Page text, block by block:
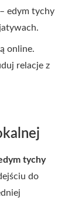
edym tychy
online.
relacje z
tychy
do